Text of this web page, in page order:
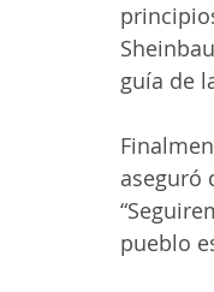
guía de
aseguró
pueblo